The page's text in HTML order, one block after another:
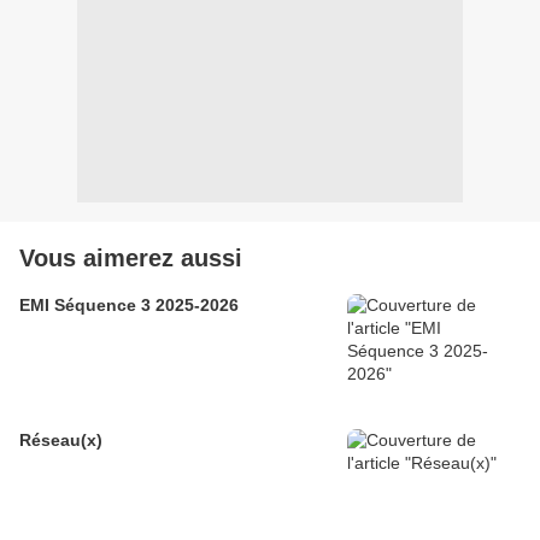
Vous aimerez aussi
EMI Séquence 3 2025-2026
Réseau(x)